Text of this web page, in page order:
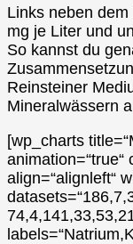
Links neben
mg je Liter und
So kannst du
Reinsteiner
Mineralwässern
[wp_charts
animation=“true“
align=“alignleft“